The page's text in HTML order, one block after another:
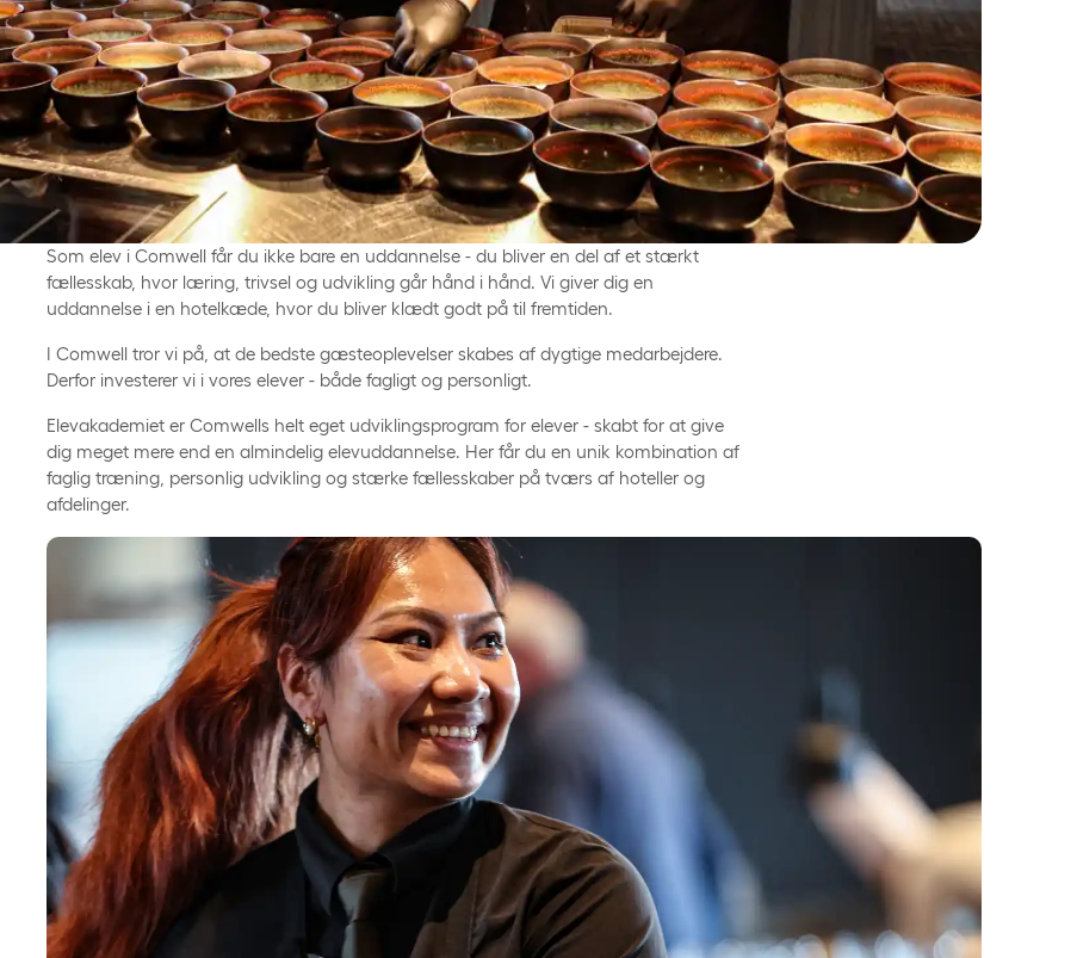
Som elev i Comwell får du ikke bare en uddannelse - du bliver en del af et stærkt
fællesskab, hvor læring, trivsel og udvikling går hånd i hånd. Vi giver dig en
uddannelse i en hotelkæde, hvor du bliver klædt godt på til fremtiden.
I Comwell tror vi på, at de bedste gæsteoplevelser skabes af dygtige medarbejdere.
Derfor investerer vi i vores elever - både fagligt og personligt.
Elevakademiet er Comwells helt eget udviklingsprogram for elever - skabt for at give
dig meget mere end en almindelig elevuddannelse. Her får du en unik kombination af
faglig træning, personlig udvikling og stærke fællesskaber på tværs af hoteller og
afdelinger.